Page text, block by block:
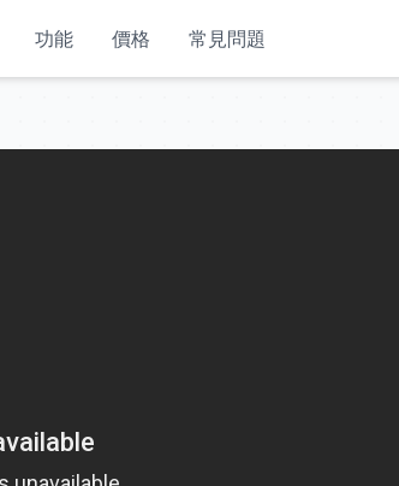
功能 價格 常見問題